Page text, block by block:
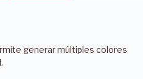
generar múltiples colores